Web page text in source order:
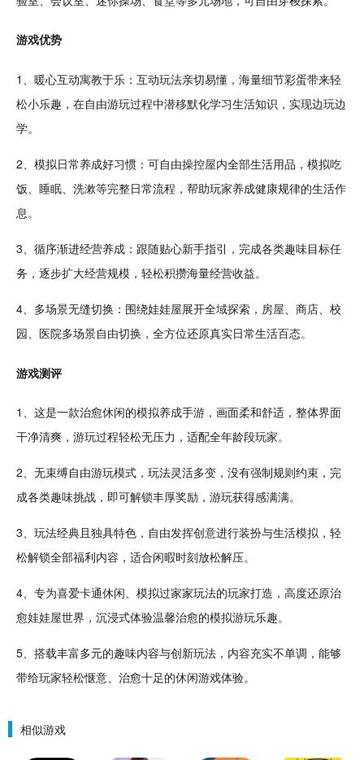
游戏优势
1、暖心互动寓教于乐：互动玩法亲切易懂，海量细节彩蛋带来轻
松小乐趣，在自由游玩过程中潜移默化学习生活知识，实现边玩边
学。
2、模拟日常养成好习惯：可自由操控屋内全部生活用品，模拟吃
饭 、睡眠、洗漱等完整日常流程，帮助玩家养成健康规律的生活作
息。
3、循序渐进经营养成：跟随贴心新手指引，完成各类趣味目标任
务 ，逐步扩大经营规模，轻松积攒海量经营收益。
4、多场景无缝切换：围绕娃娃屋展开全域探索，房屋、商店、 校
园
医院多场景自由切换，全方位还原真实日常生活百态。
游戏测评
1、这是一款治愈休闲的模拟养成手游 ，画面柔和舒适 ，整体界面
干净清爽，游玩过程轻松无压力，适配全年龄段玩家。
2、无束缚自由游玩模式，玩法灵活多变，没有强制规则约束，完
成各类趣味挑战，即可解锁丰厚奖励，游玩获得感满满。
3、玩法经典且独具特色，自由发挥创意进行装扮与生活模拟 ，轻
松解锁全部福利内容，适合闲暇时刻放松解压。
4、专为喜爱卡通休闲、模拟过家家玩法的玩家打造，高度还原治
愈娃娃屋世界，沉浸式体验温馨治愈的模拟游玩乐趣。
5、搭载丰富多元的趣味内容与创新玩法，内容充实不单调，能够
带给玩家轻松惬意、治愈十足的休闲游戏体验。
相似游戏